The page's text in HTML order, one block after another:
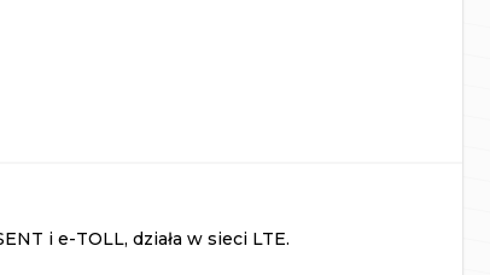
i e-TOLL, działa w sieci LTE.